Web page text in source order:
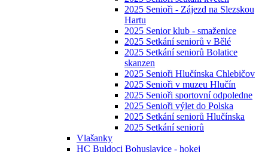
2025 Senioři - Zájezd na Slezskou
Hartu
2025 Senior klub - smaženice
2025 Setkání seniorů v Bělé
2025 Setkání seniorů Bolatice
skanzen
2025 Senioři Hlučínska Chlebičov
2025 Senioři v muzeu Hlučín
2025 Senioři sportovní odpoledne
2025 Senioři výlet do Polska
2025 Setkání seniorů Hlučínska
2025 Setkání seniorů
Vlašanky
HC Buldoci Bohuslavice - hokej